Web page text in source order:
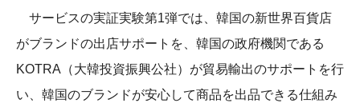
サービスの実証実験第1弾では、韓国の新世界百貨店
がブランドの出店サポートを、韓国の政府機関である
KOTRA（大韓投資振興公社）が貿易輸出のサポートを行
い、韓国のブランドが安心して商品を出品できる仕組み